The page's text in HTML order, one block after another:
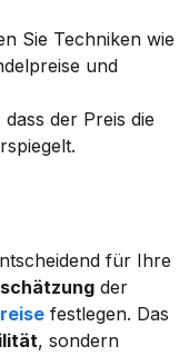
Sie Techniken wie
und
der Preis die
für Ihre
der
festlegen. Das
, sondern